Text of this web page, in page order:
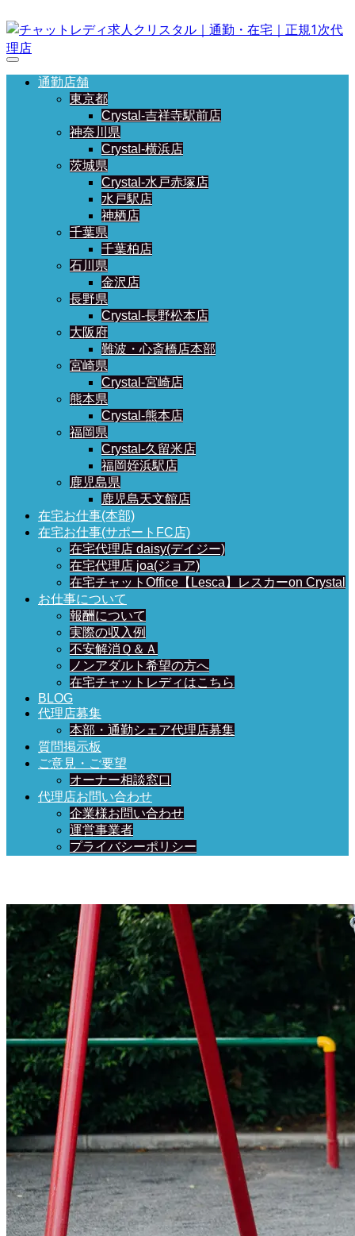
通勤店舗
東京都
Crystal-吉祥寺駅前店
神奈川県
Crystal-横浜店
茨城県
Crystal-水戸赤塚店
水戸駅店
神栖店
千葉県
千葉柏店
石川県
金沢店
長野県
Crystal-長野松本店
大阪府
難波・心斎橋店本部
宮崎県
Crystal-宮崎店
熊本県
Crystal-熊本店
福岡県
Crystal-久留米店
福岡姪浜駅店
鹿児島県
鹿児島天文館店
在宅お仕事(本部)
在宅お仕事(サポートFC店)
在宅代理店 daisy(デイジー)
在宅代理店 joa(ジョア)
在宅チャットOffice【Lesca】レスカーon Crystal
お仕事について
報酬について
実際の収入例
不安解消Ｑ＆Ａ
ノンアダルト希望の方へ
在宅チャットレディはこちら
BLOG
代理店募集
本部・通勤シェア代理店募集
質問掲示板
ご意見・ご要望
オーナー相談窓口
代理店お問い合わせ
企業様お問い合わせ
運営事業者
プライバシーポリシー